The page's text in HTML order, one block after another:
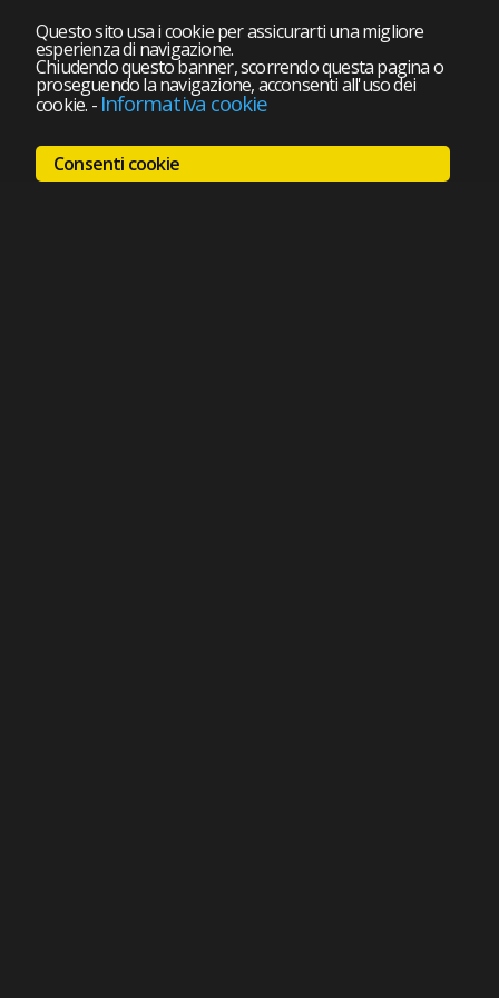
Questo sito usa i cookie per assicurarti una migliore
esperienza di navigazione.
Chiudendo questo banner, scorrendo questa pagina o
proseguendo la navigazione, acconsenti all'uso dei
cookie. - Informativa cookie
Consenti cookie